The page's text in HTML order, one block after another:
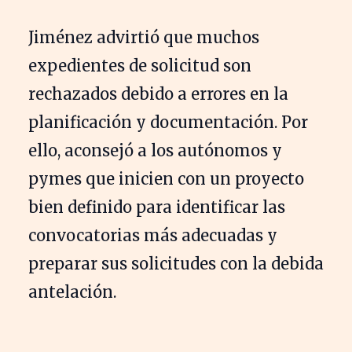
Jiménez advirtió que muchos
expedientes de solicitud son
rechazados debido a errores en la
planificación y documentación. Por
ello, aconsejó a los autónomos y
pymes que inicien con un proyecto
bien definido para identificar las
convocatorias más adecuadas y
preparar sus solicitudes con la debida
antelación.